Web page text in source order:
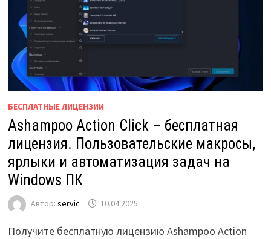
БЕСПЛАТНЫЕ ЛИЦЕНЗИИ
Ashampoo Action Click – бесплатная
лицензия. Пользовательские макросы,
ярлыки и автоматизация задач на
Windows ПК
Автор: servic 10.04.2025
Получите бесплатную лицензию Ashampoo Action